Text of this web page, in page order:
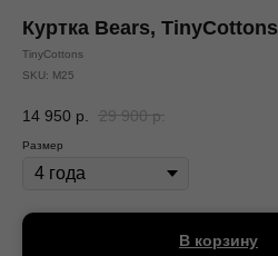
Куртка Bears, TinyCottons
TinyCottons
SKU: M25
14 950 р. 29 900 р.
Размер
В корзину